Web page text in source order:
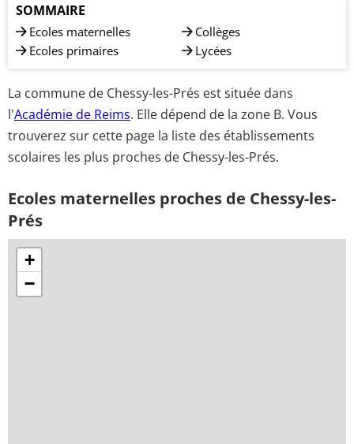
SOMMAIRE
Ecoles maternelles
Ecoles primaires
Collèges
Lycées
La commune de Chessy-les-Prés est située dans
l'Académie de Reims. Elle dépend de la zone B. Vous
trouverez sur cette page la liste des établissements
scolaires les plus proches de Chessy-les-Prés.
Ecoles maternelles proches de Chessy-les-
Prés
+
−